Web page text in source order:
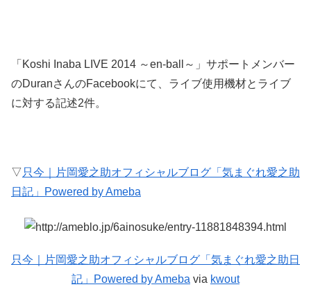
「Koshi Inaba LIVE 2014 ～en-ball～」サポートメンバー
のDuranさんのFacebookにて、ライブ使用機材とライブ
に対する記述2件。
▽只今｜片岡愛之助オフィシャルブログ「気まぐれ愛之助
日記」Powered by Ameba
只今｜片岡愛之助オフィシャルブログ「気まぐれ愛之助日
記」Powered by Ameba via kwout